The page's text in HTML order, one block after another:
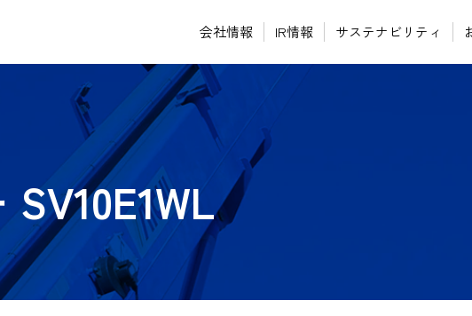
会社情報 IR情報 サステナビリティ